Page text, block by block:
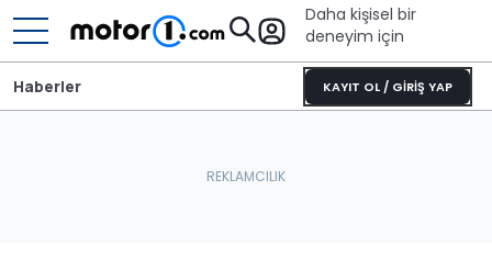
Daha kişisel bir
deneyim için
KAYIT OL / GİRİŞ YAP
Haberler